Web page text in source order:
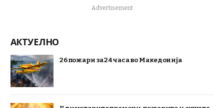
Advertisement
АКТУЕЛНО
26 пожари за 24 часа во Македонија